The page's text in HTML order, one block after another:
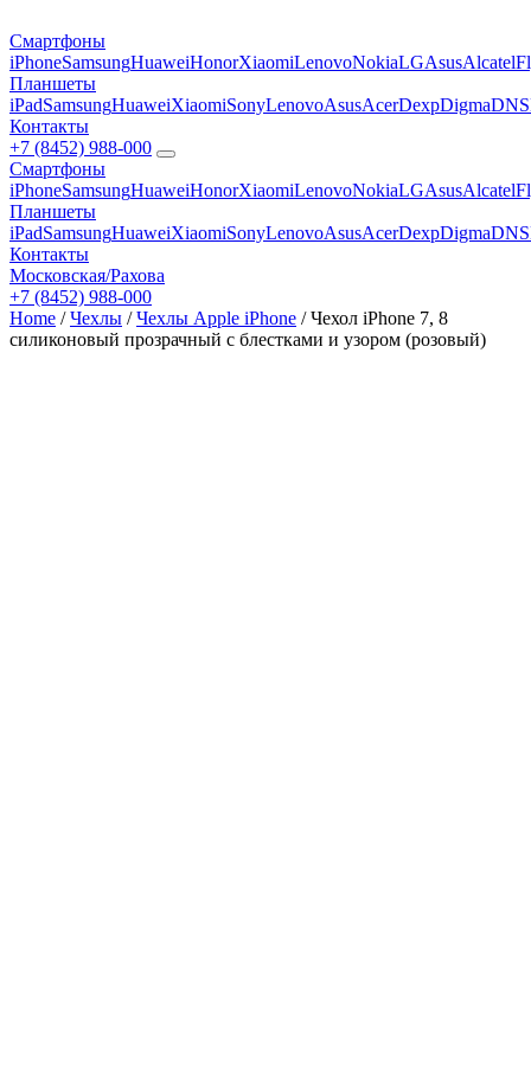
Смартфоны
iPhoneSamsungHuaweiHonorXiaomiLenovoNokiaLGAsusAlcatel
Планшеты
iPadSamsungHuaweiXiaomiSonyLenovoAsusAcerDexpDigmaDNS
Контакты
+7 (8452) 988-000
Смартфоны
iPhoneSamsungHuaweiHonorXiaomiLenovoNokiaLGAsusAlcatel
Планшеты
iPadSamsungHuaweiXiaomiSonyLenovoAsusAcerDexpDigmaDNS
Контакты
Московская/Рахова
+7 (8452) 988-000
Home /Чехлы /Чехлы Apple iPhone / Чехол iPhone 7, 8
силиконовый прозрачный с блестками и узором (розовый)